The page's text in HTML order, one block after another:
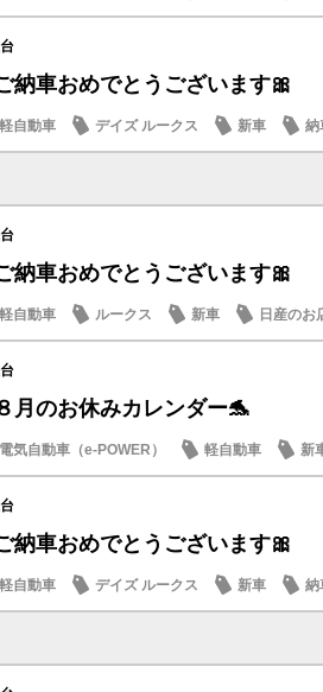
日産のお店
納車おめでとうございます🎀
軽自動車 デイズ ルークス 新車 納
納車おめでとうございます🎀
軽自動車 ルークス 新車 日産のお
月のお休みカレンダー🐬
電気自動車（e-POWER） 軽自動車
新
日産のお店
納車おめでとうございます🎀
軽自動車 デイズ ルークス 新車 納